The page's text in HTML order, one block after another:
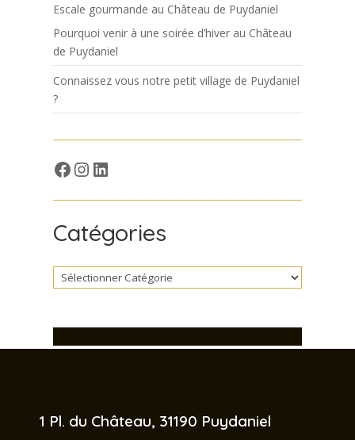
Escale gourmande au Château de Puydaniel
Pourquoi venir à une soirée d’hiver au Château
de Puydaniel
Connaissez vous notre petit village de Puydaniel
?
Facebook
InstaLinkedIn
Catégories
1 Pl. du Château, 31190 Puydaniel